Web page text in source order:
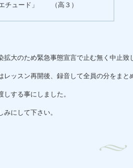
エチュード」 （高３）
大のため緊急事態宣言で止む無く中止致
レッスン再開後、録音して全員の分をまと
する事にしました。
にして下さい。